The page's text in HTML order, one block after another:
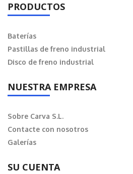
PRODUCTOS
Baterías
Pastillas de freno industrial
Disco de freno industrial
NUESTRA EMPRESA
Sobre Carva S.L.
Contacte con nosotros
Galerías
SU CUENTA